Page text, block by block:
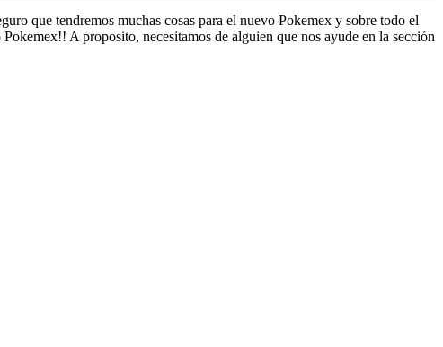
que tendremos muchas cosas para el nuevo Pokemex y sobre todo el
A proposito, necesitamos de alguien que nos ayude en la sección